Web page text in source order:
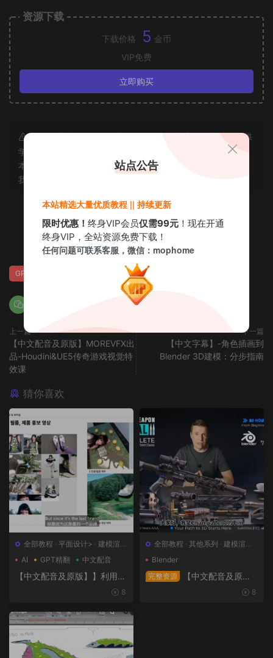
资源下载
下载价格 5 金币
VIP免费
立即购买
声明：本站所有资源均为互联网收集而来和网友投稿，仅供
学习交流使用，如资源适合请购买正版体验更完善的服务；若
本站侵犯了您的合法权益，可联系我们删除，给您带来的不便
我们深表歉意。
0 赏
GPT精翻
上一篇
【中文配音及原版】MOREVFX出
品-Houdini&UE5传奇游戏视觉特
效课
下一篇
【中文字幕】-角色插画到
Blender 3D建模：分步指南
猜你喜欢
全部教程 · 平面设计> · 建模渲染
>
日韩系列
AI GPT精翻 中文配音
【中文配音及原版】】利用人
工智能和3D技术的混合BX流8
全部教程 · 其他系列 · 建模渲染>
· 概念设计>
Blender
完整资源
【中文配音及原
版】终极武器大师班2｜AR-18
站点公告
本站精选大量优质教程 || 持续更新
限时优惠！ 终身VIP会员仅需99元 ！现在开通
终身VIP，全站资源免费下载！
任何问题可联系客服，微信：mophome